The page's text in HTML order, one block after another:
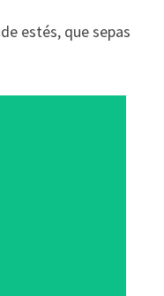
estés, que sepas